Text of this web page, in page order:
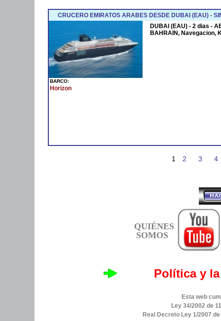
CRUCERO EMIRATOS ARABES DESDE DUBAI (EAU) -
BARCO:
Horizon
DUBAI (EAU) - 2 dias -
BAHRAIN, Navegacion,
1 2 3 4
QUIÉNES
SOMOS
Política y
Esta web
Ley 34/2002 de
Real Decreto Ley 1/2007